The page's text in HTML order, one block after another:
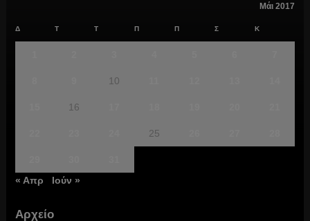
Μάι 2017
Δ Τ Τ Π Π Σ Κ
10
16
25
« Απρ
Ιούν »
Αρχείο